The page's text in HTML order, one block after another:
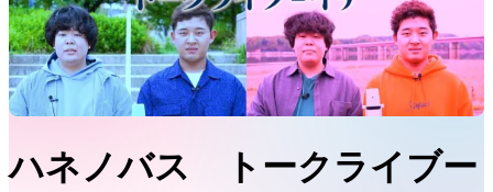
ハネノバス トークライブー